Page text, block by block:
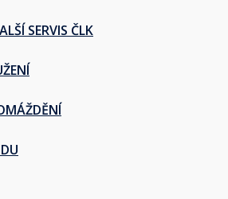
SERVIS ČLK